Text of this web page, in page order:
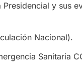
y sus
Nacional).
Sanitaria